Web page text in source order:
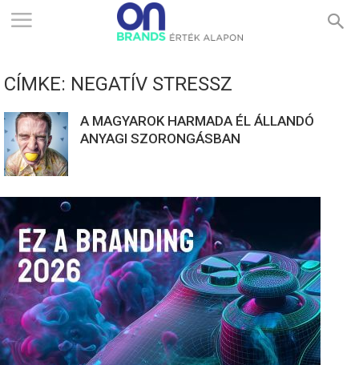
ONBRANDS
ÉRTÉK
ALAPON
CÍMKE: NEGATÍV STRESSZ
A MAGYAROK HARMADA ÉL ÁLLANDÓ
ANYAGI SZORONGÁSBAN